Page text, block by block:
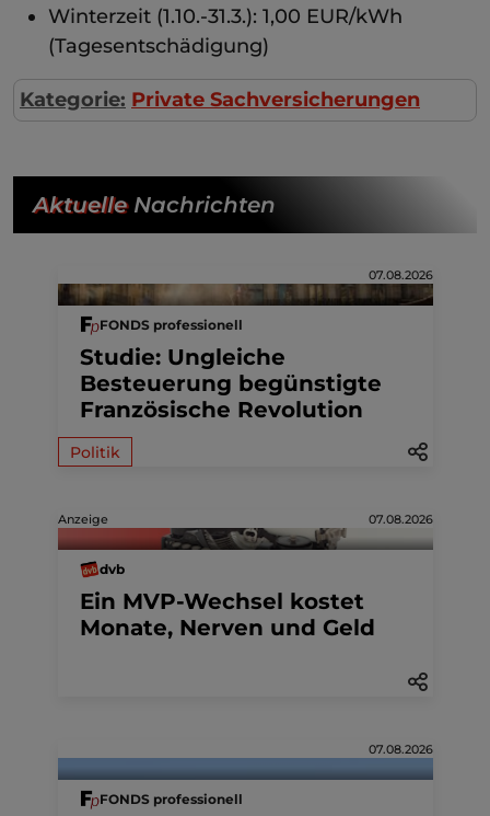
Winterzeit (1.10.-31.3.): 1,00 EUR/kWh
(Tagesentschädigung)
Kategorie: Private Sachversicherungen
AktuelleNachrichten
07.08.2026
FONDS professionell
Studie: Ungleiche
Besteuerung begünstigte
Französische Revolution
Politik
Anzeige 07.08.2026
dvb
Ein MVP-Wechsel kostet
Monate, Nerven und Geld
07.08.2026
FONDS professionell